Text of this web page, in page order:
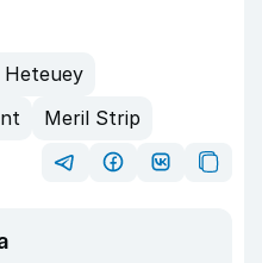
Heteuey
Meril Strip